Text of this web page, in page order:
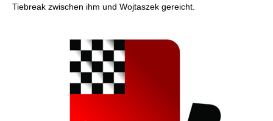
Tiebreak zwischen ihm und Wojtaszek gereicht.